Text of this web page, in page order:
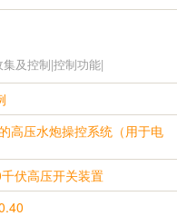
及控制|控制功能|
高压水炮操控系统（用于电
伏高压开关装置